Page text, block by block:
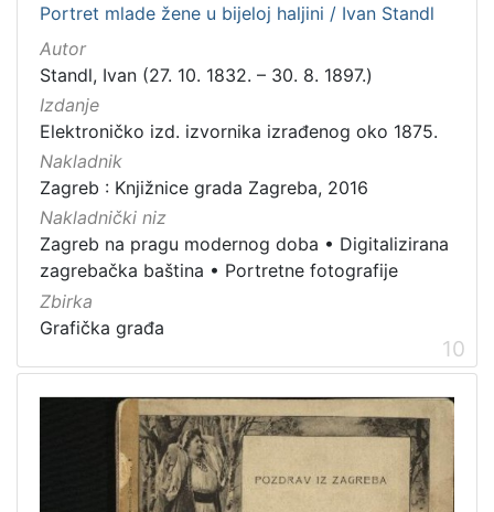
Portret mlade žene u bijeloj haljini / Ivan Standl
Autor
Standl, Ivan (27. 10. 1832. – 30. 8. 1897.)
Izdanje
Elektroničko izd. izvornika izrađenog oko 1875.
Nakladnik
Zagreb : Knjižnice grada Zagreba, 2016
Nakladnički niz
Zagreb na pragu modernog doba • Digitalizirana
zagrebačka baština • Portretne fotografije
Zbirka
Grafička građa
10